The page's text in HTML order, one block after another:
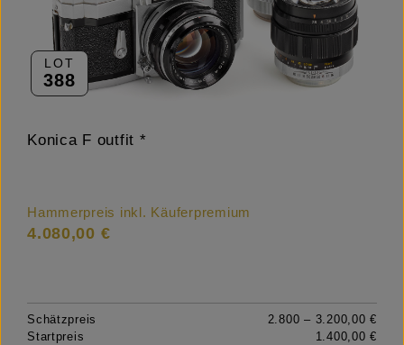
LOT
388
Konica F outfit *
Hammerpreis inkl. Käuferpremium
4.080,00 €
Schätzpreis
2.800 – 3.200,00 €
Startpreis
1.400,00 €